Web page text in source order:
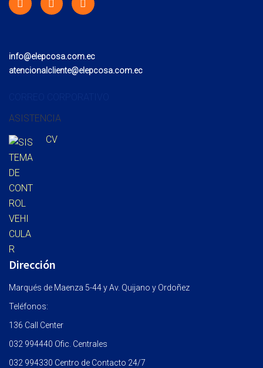
info@elepcosa.com.ec
atencionalcliente@elepcosa.com.ec
ASISTENCIA
CV
Dirección
Marqués de Maenza 5-44 y Av. Quijano y Ordoñez
Teléfonos:
136 Call Center
032 994440 Ofic. Centrales
032 994330 Centro de Contacto 24/7